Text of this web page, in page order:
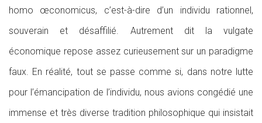
homo œconomicus, c’est-à-dire d’un individu rationnel,
souverain et désaffilié. Autrement dit la vulgate
économique repose assez curieusement sur un paradigme
faux. En réalité, tout se passe comme si, dans notre lutte
pour l’émancipation de l’individu, nous avions congédié une
immense et très diverse tradition philosophique qui insistait